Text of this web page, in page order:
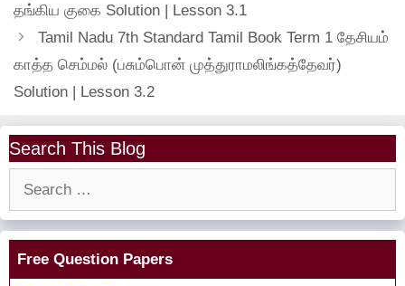
தங்கிய குகை Solution | Lesson 3.1
Tamil Nadu 7th Standard Tamil Book Term 1 தேசியம்
காத்த செம்மல் (பசும்பொன் முத்துராமலிங்கத்தேவர்)
Solution | Lesson 3.2
Search This Blog
Free Question Papers